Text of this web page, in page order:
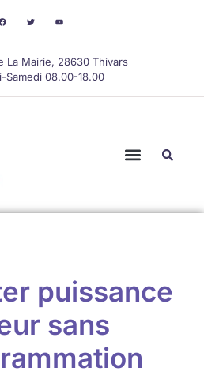
La Mairie, 28630 Thivars
Samedi 08.00-18.00
puissance
sans